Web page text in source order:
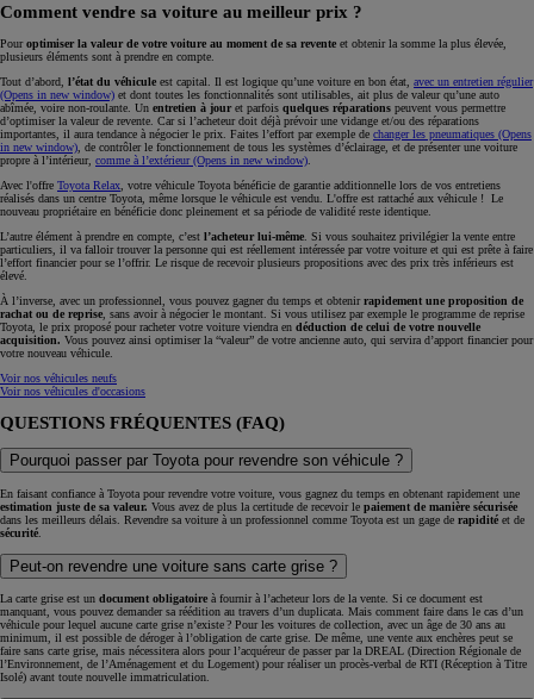
Comment vendre sa voiture au meilleur prix ?
Pouroptimiser la valeur de votre voiture au moment de sa revente et obtenir la somme la plus élevée,
plusieurs éléments sont à prendre en compte.
Tout d’abord, l’état du véhicule est capital. Il est logique qu’une voiture en bon état, avec un entretien régulier
(Opens in new window) et dont toutes les fonctionnalités sont utilisables, ait plus de valeur qu’une auto
abîmée, voire non-roulante. Un entretien à jouret parfois quelques réparations peuvent vous permettre
d’optimiser la valeur de revente. Car si l’acheteur doit déjà prévoir une vidange et/ou des réparations
importantes, il aura tendance à négocier le prix. Faites l’effort par exemple de changer les pneumatiques (Opens
in new window), de contrôler le fonctionnement de tous les systèmes d’éclairage, et de présenter une voiture
propre à l’intérieur, comme à l’extérieur(Opens in new window).
Avec l'offre Toyota Relax, votre véhicule Toyota bénéficie de garantie additionnelle lors de vos entretiens
réalisés dans un centre Toyota, même lorsque le véhicule est vendu. L'offre est rattaché aux véhicule ! Le
nouveau propriétaire en bénéficie donc pleinement et sa période de validité reste identique.
L’autre élément à prendre en compte, c’est l’acheteur lui-même. Si vous souhaitez privilégier la vente entre
particuliers, il va falloir trouver la personne qui est réellement intéressée par votre voiture et qui est prête à faire
l’effort financier pour se l’offrir. Le risque de recevoir plusieurs propositions avec des prix très inférieurs est
élevé.
À l’inverse, avec un professionnel, vous pouvez gagner du temps et obtenirrapidement une proposition de
rachat ou de reprise, sans avoir à négocier le montant. Si vous utilisez par exemple le programme de reprise
Toyota, le prix proposé pour racheter votre voiture viendra en déduction de celui de votre nouvelle
acquisition. Vous pouvez ainsi optimiser la “valeur” de votre ancienne auto, qui servira d’apport financier pour
votre nouveau véhicule.
Voir nos véhicules neufs
Voir nos véhicules d'occasions
QUESTIONS FRÉQUENTES (FAQ)
Pourquoi passer par Toyota pour revendre son véhicule ?
En faisant confiance à Toyota pour revendre votre voiture, vous gagnez du temps en obtenant rapidement une
estimation juste de sa valeur. Vous avez de plus la certitude de recevoir le paiement de manière sécurisée
dans les meilleurs délais. Revendre sa voiture à un professionnel comme Toyota est un gage de rapidité et de
sécurité
Peut-on revendre une voiture sans carte grise ?
La carte grise est un document obligatoire à fournir à l’acheteur lors de la vente. Si ce document est
manquant, vous pouvez demander sa réédition au travers d’un duplicata. Mais comment faire dans le cas d’un
véhicule pour lequel aucune carte grise n’existe ? Pour les voitures de collection, avec un âge de 30 ans au
minimum, il est possible de déroger à l’obligation de carte grise. De même, une vente aux enchères peut se
faire sans carte grise, mais nécessitera alors pour l’acquéreur de passer par la DREAL (Direction Régionale de
l’Environnement, de l’Aménagement et du Logement) pour réaliser un procès-verbal de RTI (Réception à Titre
Isolé) avant toute nouvelle immatriculation.